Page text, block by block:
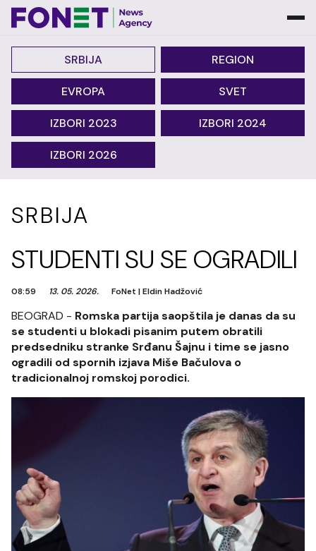
SRBIJA REGION
EVROPA SVET
IZBORI 2023 IZBORI 2024
IZBORI 2026
SRBIJA
STUDENTI SU SE OGRADILI
08:59 13. 05. 2026. FoNet |Eldin Hadžović
BEOGRAD - Romska partija saopštila je danas da su
se studenti u blokadi pisanim putem obratili
predsedniku stranke Srđanu Šajnu i time se jasno
ogradili od spornih izjava Miše Bačulova o
tradicionalnoj romskoj porodici.